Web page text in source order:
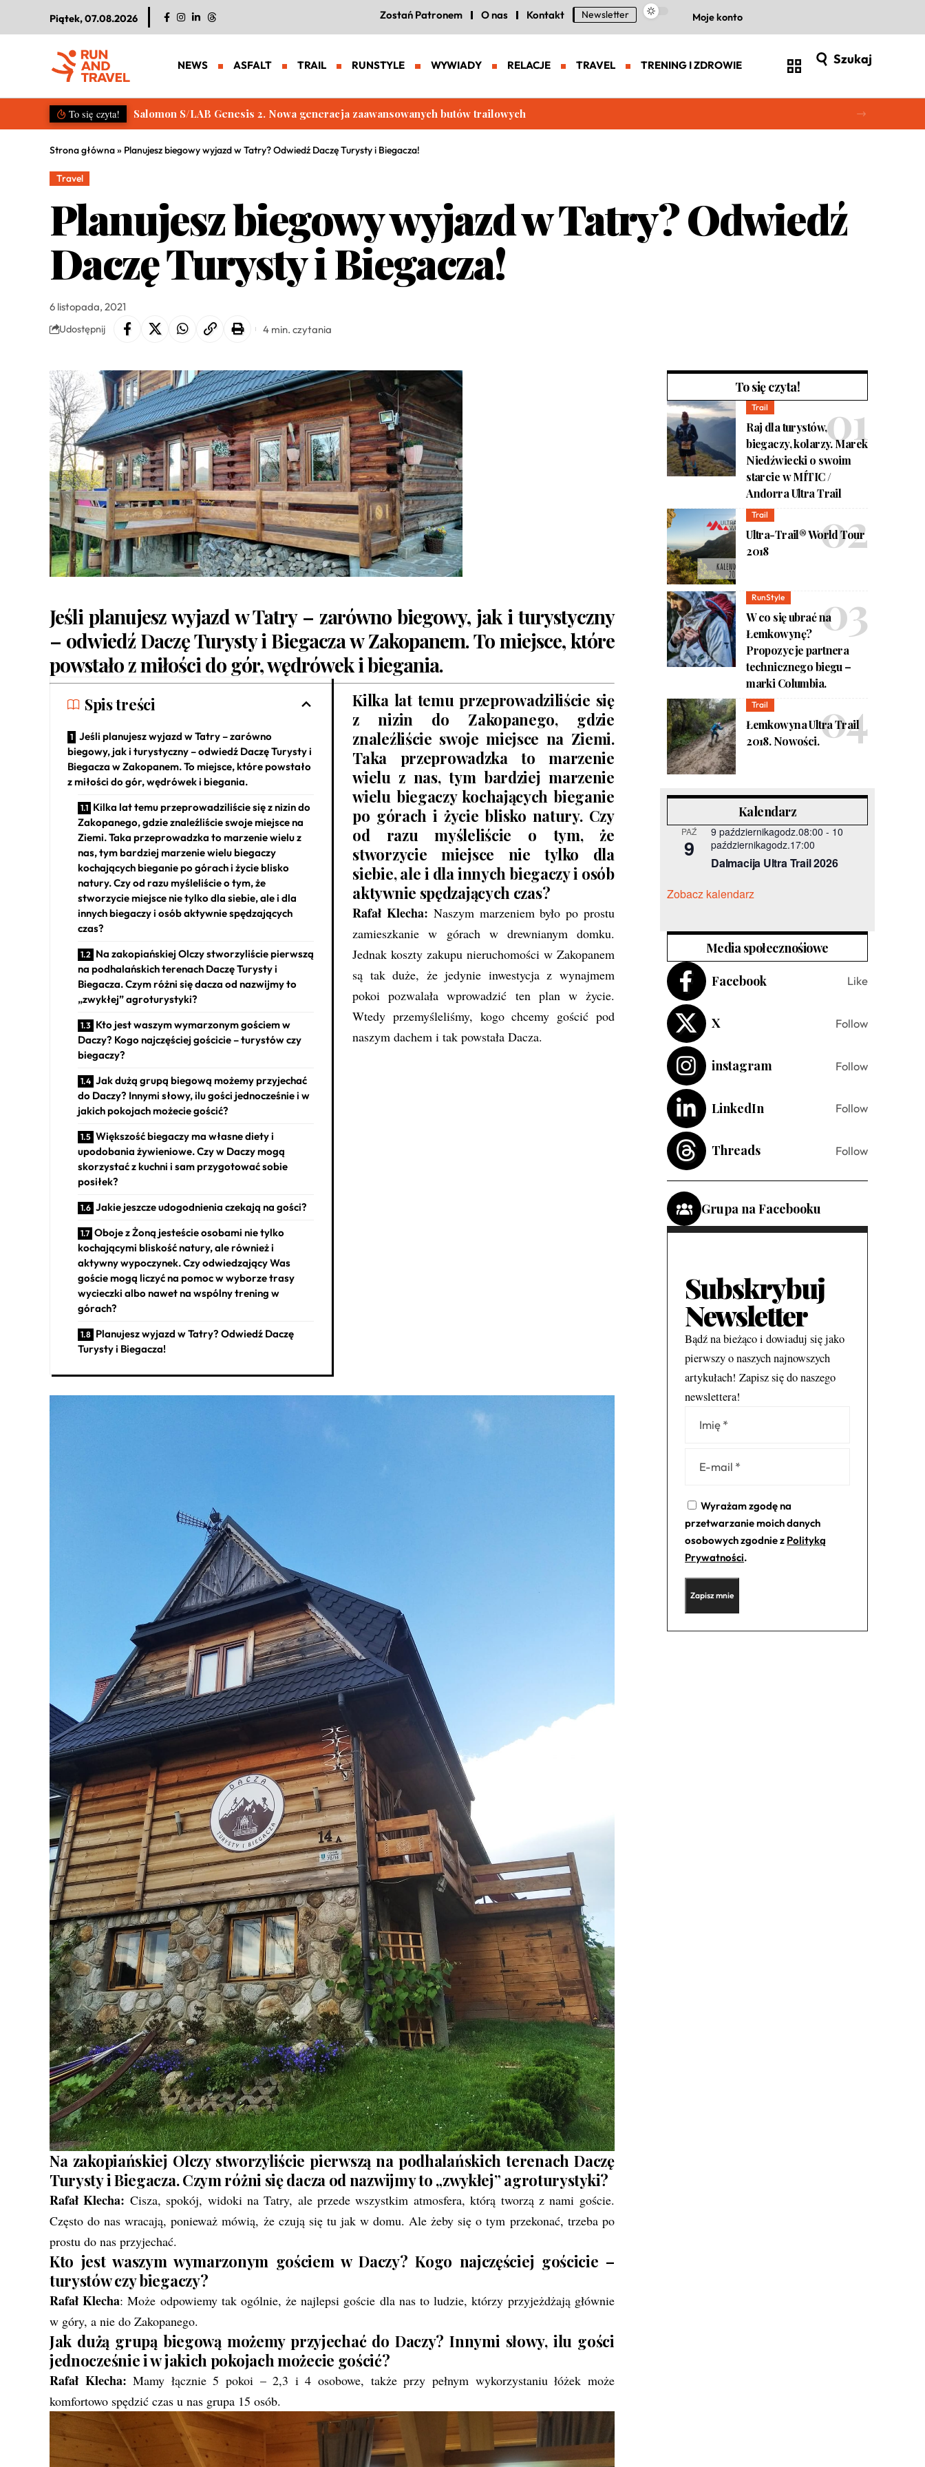
Piątek, 07.08.2026 Zostań Patronem O nas Kontakt Newsletter Moje konto
NEWS ASFALT TRAIL RUNSTYLE WYWIADY RELACJE TRAVEL TRENING I ZDROWIE Szukaj
To się czyta! Salomon S/LAB Genesis 2. Nowa generacja zaawansowanych butów trailowych
Strona główna» Planujesz biegowy wyjazd w Tatry? Odwiedź Daczę Turysty i Biegacza!
Travel
Planujesz biegowy wyjazd w Tatry? Odwiedź
Daczę Turysty i Biegacza!
6 listopada, 2021
Udostępnij 4 min. czytania
Jeśli planujesz wyjazd w Tatry – zarówno biegowy, jak i turystyczny
– odwiedźDaczę Turysty i Biegaczaw Zakopanem. To miejsce, które
powstało z miłości do gór, wędrówek i biegania.
Spis treści
Jeśli planujesz wyjazd w Tatry – zarówno
biegowy, jak i turystyczny – odwiedź Daczę Turysty i
Biegacza w Zakopanem. To miejsce, które powstało
z miłości do gór, wędrówek i biegania.
Kilka lat temu przeprowadziliście się z nizin do
Zakopanego, gdzie znaleźliście swoje miejsce na
Ziemi. Taka przeprowadzka to marzenie wielu z
nas, tym bardziej marzenie wielu biegaczy
kochających bieganie po górach i życie blisko
natury. Czy od razu myśleliście o tym, że
stworzycie miejsce nie tylko dla siebie, ale i dla
innych biegaczy i osób aktywnie spędzających
czas?
Na zakopiańskiej Olczy stworzyliście pierwszą
na podhalańskich terenach Daczę Turysty i
Biegacza. Czym różni się dacza od nazwijmy to
„zwykłej” agroturystyki?
Kto jest waszym wymarzonym gościem w
Daczy? Kogo najczęściej gościcie – turystów czy
biegaczy?
Jak dużą grupą biegową możemy przyjechać
do Daczy? Innymi słowy, ilu gości jednocześnie i w
jakich pokojach możecie gościć?
Większość biegaczy ma własne diety i
upodobania żywieniowe. Czy w Daczy mogą
skorzystać z kuchni i sam przygotować sobie
posiłek?
Jakie jeszcze udogodnienia czekają na gości?
Oboje z Żoną jesteście osobami nie tylko
kochającymi bliskość natury, ale również i
aktywny wypoczynek. Czy odwiedzający Was
goście mogą liczyć na pomoc w wyborze trasy
wycieczki albo nawet na wspólny trening w
górach?
Planujesz wyjazd w Tatry? Odwiedź Daczę
Turysty i Biegacza!
Kilka lat temu przeprowadziliście się
z nizin do Zakopanego, gdzie
znaleźliście swoje miejsce na Ziemi.
Taka przeprowadzka to marzenie
wielu z nas, tym bardziej marzenie
wielu biegaczy kochających bieganie
po górach i życie blisko natury. Czy
od razu myśleliście o tym, że
stworzycie miejsce nie tylko dla
siebie, ale i dla innych biegaczy i osób
aktywnie spędzających czas?
Rafał Klecha: Naszym marzeniem było po prostu
zamieszkanie w górach w drewnianym domku.
Jednak koszty zakupu nieruchomości w Zakopanem
są tak duże, że jedynie inwestycja z wynajmem
pokoi pozwalała wprowadzić ten plan w życie.
Wtedy przemyśleliśmy, kogo chcemy gościć pod
naszym dachem i tak powstała Dacza.
Na zakopiańskiej Olczy stworzyliście pierwszą na podhalańskich terenach Daczę
Turysty i Biegacza. Czym różni się dacza od nazwijmy to „zwykłej” agroturystyki?
Rafał Klecha: Cisza, spokój, widoki na Tatry, ale przede wszystkim atmosfera, którą tworzą z nami goście.
Często do nas wracają, ponieważ mówią, że czują się tu jak w domu. Ale żeby się o tym przekonać, trzeba po
prostu do nas przyjechać.
Kto jest waszym wymarzonym gościem w Daczy? Kogo najczęściej gościcie –
turystów czy biegaczy?
Rafał Klecha: Może odpowiemy tak ogólnie, że najlepsi goście dla nas to ludzie, którzy przyjeżdżają głównie
w góry, a nie do Zakopanego.
Jak dużą grupą biegową możemy przyjechać do Daczy? Innymi słowy, ilu gości
jednocześnie i w jakich pokojach możecie gościć?
Rafał Klecha:Mamy łącznie 5 pokoi – 2,3 i 4 osobowe, także przy pełnym wykorzystaniu łóżek może
komfortowo spędzić czas u nas grupa 15 osób.
To się czyta!
Trail
Raj dla turystów,
biegaczy, kolarzy. Marek
Niedźwiecki o swoim
starcie w MÍTIC /
Andorra Ultra Trail
Trail
Ultra-Trail® World Tour
2018
RunStyle
W co się ubrać na
Łemkowynę?
Propozycje partnera
technicznego biegu –
marki Columbia.
Trail
Łemkowyna Ultra Trail
2018. Nowości.
Kalendarz
PAŹ
9
9 październikagodz.08:00 - 10
październikagodz.17:00
Dalmacija Ultra Trail 2026
Zobacz kalendarz
Media społecznośiowe
Facebook
Like
X Follow
instagram Follow
LinkedIn Follow
Threads Follow
Grupa na Facebooku
Subskrybuj
Newsletter
Bądź na bieżąco i dowiaduj się jako
pierwszy o naszych najnowszych
artykułach! Zapisz się do naszego
newslettera!
Wyrażam zgodę na
przetwarzanie moich danych
osobowych zgodnie z Polityką
Prywatności.
Alternative: